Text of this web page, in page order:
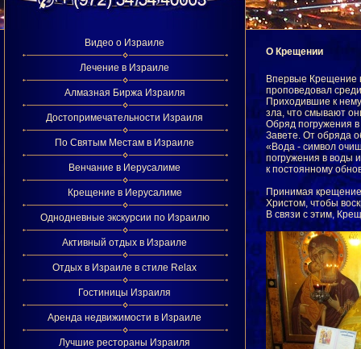
Видео о Израиле
Лечение в Израиле
Алмазная Биржа Израиля
Достопримечательности Израиля
По Святым Местам в Израиле
Венчание в Иерусалиме
Крещение в Иерусалиме
Однодневные экскурсии по Израилю
Активный отдых в Израиле
Отдых в Израиле в стиле Relax
Гостиницы Израиля
Аренда недвижимости в Израиле
Лучшие рестораны Израиля
О Крещении
Впервые Крещение
проповедовал
Приходившие к
зла, что смывают
Обряд погружения
Завете. От обряда
«Вода - символ
погружения в воды
к постоянному
Принимая крещение
Христом, чтобы
В связи с этим,